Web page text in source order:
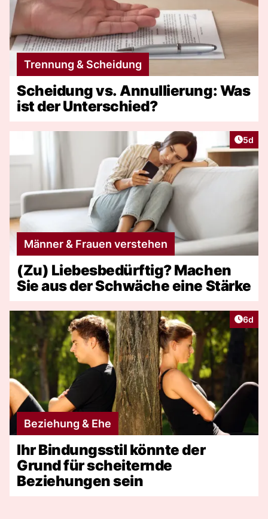
Trennung & Scheidung
Scheidung vs. Annullierung: Was
ist der Unterschied?
5d
Männer & Frauen verstehen
(Zu) Liebesbedürftig? Machen
Sie aus der Schwäche eine Stärke
6d
Beziehung & Ehe
Ihr Bindungsstil könnte der
Grund für scheiternde
Beziehungen sein